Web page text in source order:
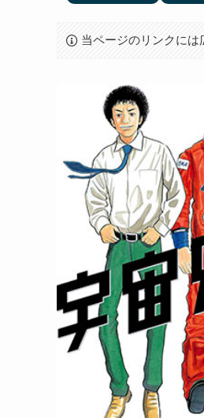
当ページのリンクには